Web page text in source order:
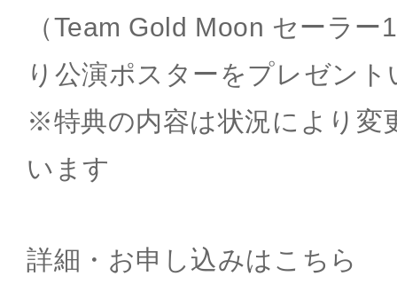
（Team Gold Moon セーラ
り公演ポスターをプレゼン
※特典の内容は状況により変
います
詳細・お申し込みはこちら